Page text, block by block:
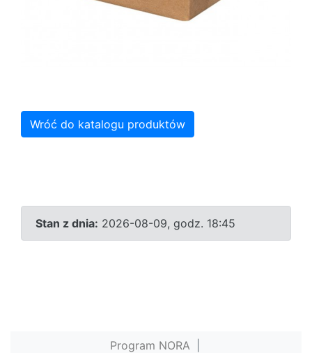
Wróć do katalogu produktów
Stan z dnia: 2026-08-09, godz. 18:45
Program NORA